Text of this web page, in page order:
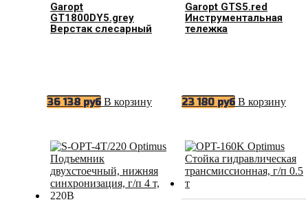
Garopt
GT1800DY5.grey
Верстак слесарный
36 138 руб В корзину
Garopt GTS5.red
Инструментальная
тележка
23 180 руб В корзину